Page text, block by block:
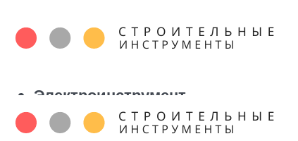
Электроинструмент
Болгарка
Дрель